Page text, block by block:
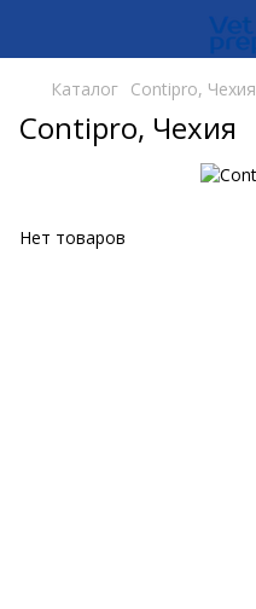
Каталог Contipro, Чехия
Contipro, Чехия
Нет товаров